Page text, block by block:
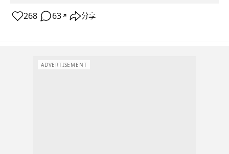
268 63 ↗ 分享
ADVERTISEMENT